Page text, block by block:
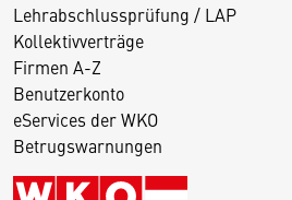
Lehrabschlussprüfung / LAP
Kollektivverträge
Firmen A-Z
Benutzerkonto
eServices der WKO
Betrugswarnungen